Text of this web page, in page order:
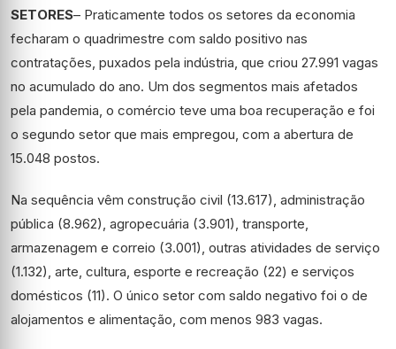
SETORES– Praticamente todos os setores da economia
fecharam o quadrimestre com saldo positivo nas
contratações, puxados pela indústria, que criou 27.991 vagas
no acumulado do ano. Um dos segmentos mais afetados
pela pandemia, o comércio teve uma boa recuperação e foi
o segundo setor que mais empregou, com a abertura de
15.048 postos.
Na sequência vêm construção civil (13.617), administração
pública (8.962), agropecuária (3.901), transporte,
armazenagem e correio (3.001), outras atividades de serviço
(1.132), arte, cultura, esporte e recreação (22) e serviços
domésticos (11). O único setor com saldo negativo foi o de
alojamentos e alimentação, com menos 983 vagas.